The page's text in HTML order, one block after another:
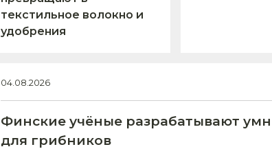
текстильное волокно и
удобрения
04.08.2026
Финские учёные разрабатывают
для грибников